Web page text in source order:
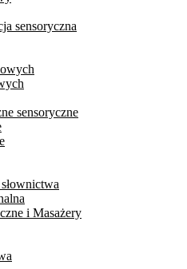
sensoryczna
sensoryczne
i Masażery